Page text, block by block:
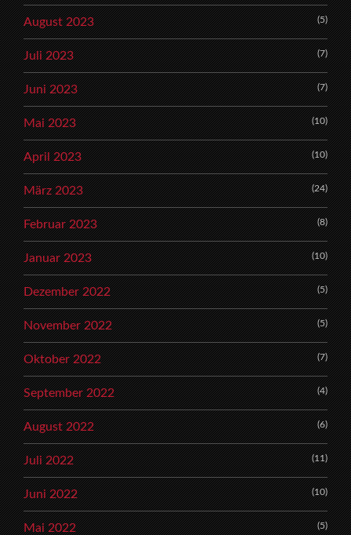
August 2023 (5)
Juli 2023 (7)
Juni 2023 (7)
Mai 2023 (10)
April 2023 (10)
März 2023 (24)
Februar 2023 (8)
Januar 2023 (10)
Dezember 2022 (5)
November 2022 (5)
Oktober 2022 (7)
September 2022 (4)
August 2022 (6)
Juli 2022 (11)
Juni 2022 (10)
Mai 2022 (5)